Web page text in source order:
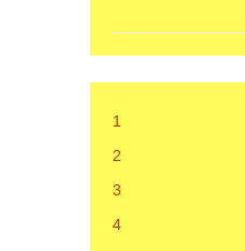
1
2
3
4